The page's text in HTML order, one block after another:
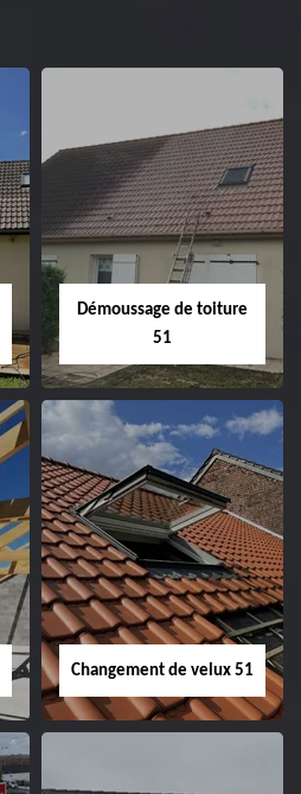
Démoussage de toiture
51
Démoussage de
toiture 51
Changement de velux 51